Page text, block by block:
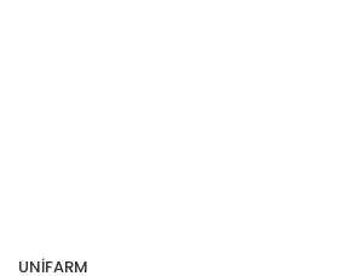
UNİFARM